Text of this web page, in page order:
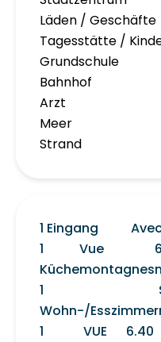
Läden / Geschäfte
Tagesstätte /
Grundschule
Bahnhof
Arzt
Meer
Strand
1 Eingang
1
Küche
Vue
montagnes
1
Wohn-/Esszimmer
1
VUE
6.40